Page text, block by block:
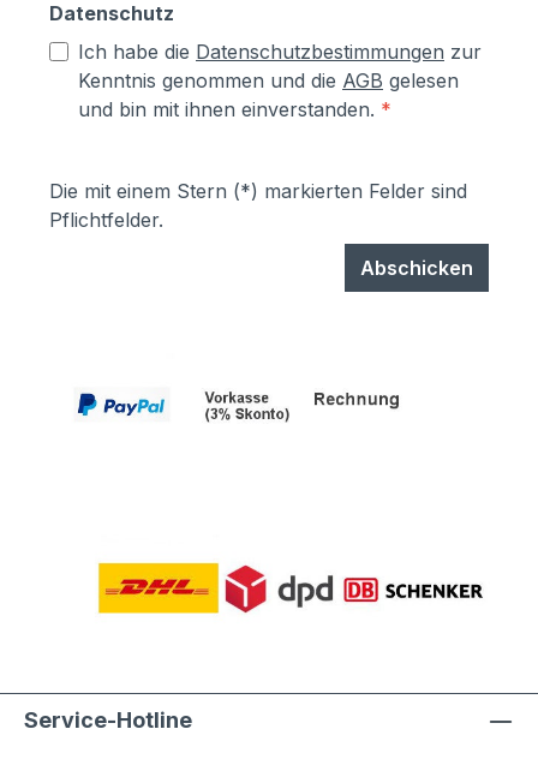
Datenschutz
Ich habe die Datenschutzbestimmungen zur
Kenntnis genommen und die AGB gelesen
und bin mit ihnen einverstanden. *
Die mit einem Stern (*) markierten Felder sind
Pflichtfelder.
Abschicken
Service-Hotline